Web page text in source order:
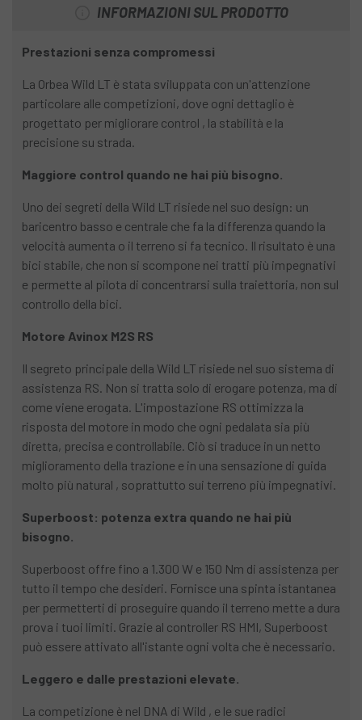
INFORMAZIONI SUL PRODOTTO
Prestazioni senza compromessi
La Orbea Wild LT è stata sviluppata con un'attenzione
particolare alle competizioni, dove ogni dettaglio è
progettato per migliorare control , la stabilità e la
precisione su strada.
Maggiore control quando ne hai più bisogno.
Uno dei segreti della Wild LT risiede nel suo design: un
baricentro basso e centrale che fa la differenza quando la
velocità aumenta o il terreno si fa tecnico. Il risultato è una
bici stabile, che non si scompone nei tratti più impegnativi
e permette al pilota di concentrarsi sulla traiettoria, non sul
controllo della bici.
Motore Avinox M2S RS
Il segreto principale della Wild LT risiede nel suo sistema di
assistenza RS. Non si tratta solo di erogare potenza, ma di
come viene erogata. L'impostazione RS ottimizza la
risposta del motore in modo che ogni pedalata sia più
diretta, precisa e controllabile. Ciò si traduce in un netto
miglioramento della trazione e in una sensazione di guida
molto più natural , soprattutto sui terreno più impegnativi.
Superboost: potenza extra quando ne hai più
bisogno.
Superboost offre fino a 1.300 W e 150 Nm di assistenza per
tutto il tempo che desideri. Fornisce una spinta istantanea
per permetterti di proseguire quando il terreno mette a dura
prova i tuoi limiti. Grazie al controller RS HMI, Superboost
può essere attivato all'istante ogni volta che è necessario.
Leggero e dalle prestazioni elevate.
La competizione è nel DNA di Wild , e le sue radici